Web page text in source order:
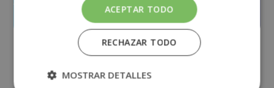
El Marketing Viral: qué es, sus
ACEPTAR TODO
RECHAZAR TODO
MOSTRAR DETALLES